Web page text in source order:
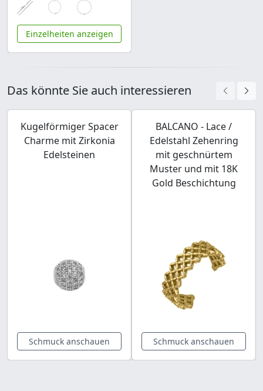
Einzelheiten anzeigen
Das könnte Sie auch interessieren
Kugelförmiger Spacer
Charme mit Zirkonia
Edelsteinen
Schmuck anschauen
BALCANO - Lace /
Edelstahl Zehenring
mit geschnürtem
Muster und mit 18K
Gold Beschichtung
Schmuck anschauen